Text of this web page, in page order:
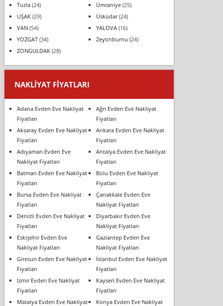
Tuzla(24) Ümraniye(25)
UŞAK(29) Üsküdar(24)
VAN(54) YALOVA(16)
YOZGAT(34) Zeytinburnu (24)
ZONGULDAK(28)
NAKLIYAT FIYATLARI
Adana Evden Eve Nakliyat
Fiyatları
Ağrı Evden Eve Nakliyat
Fiyatları
Aksaray Evden Eve Nakliyat
Fiyatları
Ankara Evden Eve Nakliyat
Fiyatları
Adıyaman Evden Eve
Nakliyat Fiyatları
Antalya Evden Eve Nakliyat
Fiyatları
Batman Evden Eve Nakliyat
Fiyatları
Bolu Evden Eve Nakliyat
Fiyatları
Bursa Evden Eve Nakliyat
Fiyatları
Çanakkale Evden Eve
Nakliyat Fiyatları
Denizli Evden Eve Nakliyat
Fiyatları
Diyarbakır Evden Eve
Nakliyat Fiyatları
Eskişehir Evden Eve
Nakliyat Fiyatları
Gaziantep Evden Eve
Nakliyat Fiyatları
Giresun Evden Eve Nakliyat
Fiyatları
İstanbul Evden Eve Nakliyat
Fiyatları
İzmir Evden Eve Nakliyat
Fiyatları
Kayseri Evden Eve Nakliyat
Fiyatları
Malatya Evden Eve Nakliyat
Konya Evden Eve Nakliyat